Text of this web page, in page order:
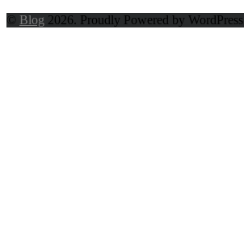
© Blog 2026. Proudly Powered by WordPress